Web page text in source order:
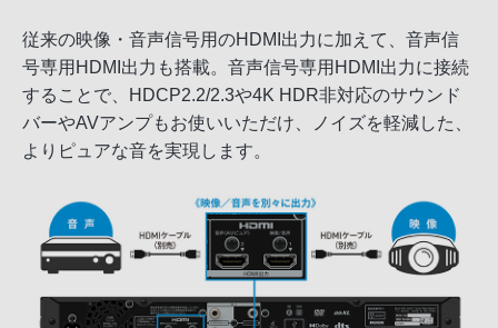
従来の映像・音声信号用のHDMI出力に加えて、音声信
号専用HDMI出力も搭載。音声信号専用HDMI出力に接続
することで、HDCP2.2/2.3や4K HDR非対応のサウンド
バーやAVアンプもお使いいただけ、ノイズを軽減した、
よりピュアな音を実現します。